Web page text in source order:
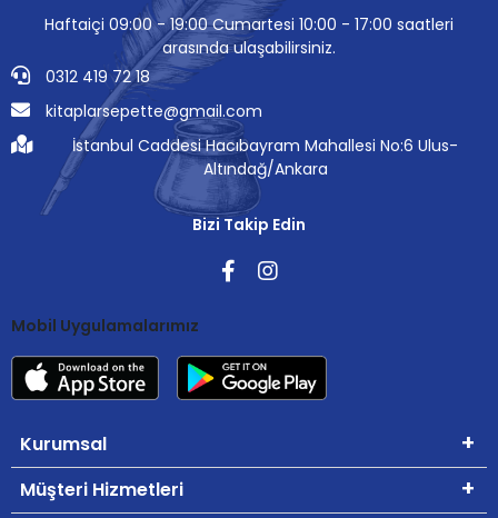
Haftaiçi 09:00 - 19:00 Cumartesi 10:00 - 17:00 saatleri
arasında ulaşabilirsiniz.
0312 419 72 18
kitaplarsepette@gmail.com
İstanbul Caddesi Hacıbayram Mahallesi No:6 Ulus-
Altındağ/Ankara
Bizi Takip Edin
Mobil Uygulamalarımız
Kurumsal
Müşteri Hizmetleri